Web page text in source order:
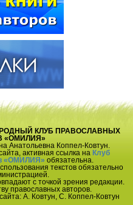
КЛУБ ПРАВОСЛАВНЫХ
«ОМИЛИЯ»
Анатольевна Коппел-Ковтун.
активная ссылка на Клуб
«ОМИЛИЯ» обязательна.
текстов обязательно
с точкой зрения редакции.
православных авторов.
А. Ковтун, С. Коппел-Ковтун